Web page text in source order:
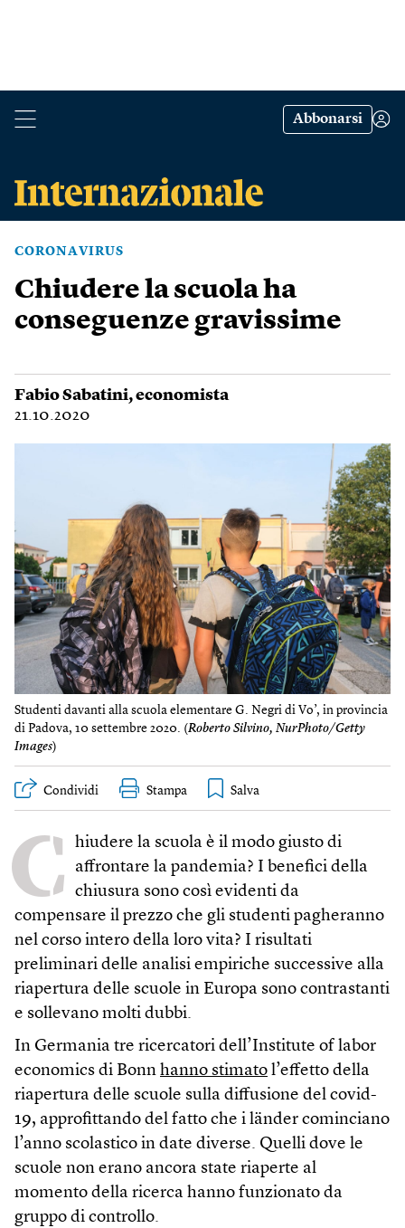
Abbonarsi
CORONAVIRUS
Chiudere la scuola ha
conseguenze gravissime
Fabio Sabatini, economista
21.10.2020
Studenti davanti alla scuola elementare G. Negri di Vo’, in provincia
di Padova, 10 settembre 2020. (Roberto Silvino, NurPhoto/Getty
Images)
Condividi Stampa
C
hiudere la scuola è il modo giusto di
affrontare la pandemia? I benefici della
chiusura sono così evidenti da
compensare il prezzo che gli studenti pagheranno
nel corso intero della loro vita? I risultati
preliminari delle analisi empiriche successive alla
riapertura delle scuole in Europa sono contrastanti
e sollevano molti dubbi.
In Germania tre ricercatori dell’Institute of labor
economics di Bonn hanno stimato l’effetto della
riapertura delle scuole sulla diffusione del covid-
19, approfittando del fatto che i länder cominciano
l’anno scolastico in date diverse. Quelli dove le
scuole non erano ancora state riaperte al
momento della ricerca hanno funzionato da
gruppo di controllo.